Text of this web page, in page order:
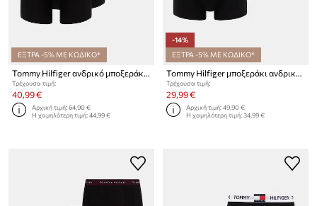
ΕΞΤΡΑ -5% ΜΕ ΚΩΔΙΚΟ*
Tommy Hilfiger ανδρικό μποξεράκι από βαμβάκι με ελαστάν 5-pack
Τρέχουσα τιμή:
40,99 €
Αρχική τιμή:64,90 €
Η χαμηλότερη τιμή:44,99 €
-14%
ΕΞΤΡΑ -5% ΜΕ ΚΩΔΙΚΟ*
Tommy Hilfiger μποξεράκι ανδρικό 3-pack
Τρέχουσα τιμή:
29,99 €
Αρχική τιμή:49,90 €
Η χαμηλότερη τιμή:34,99 €